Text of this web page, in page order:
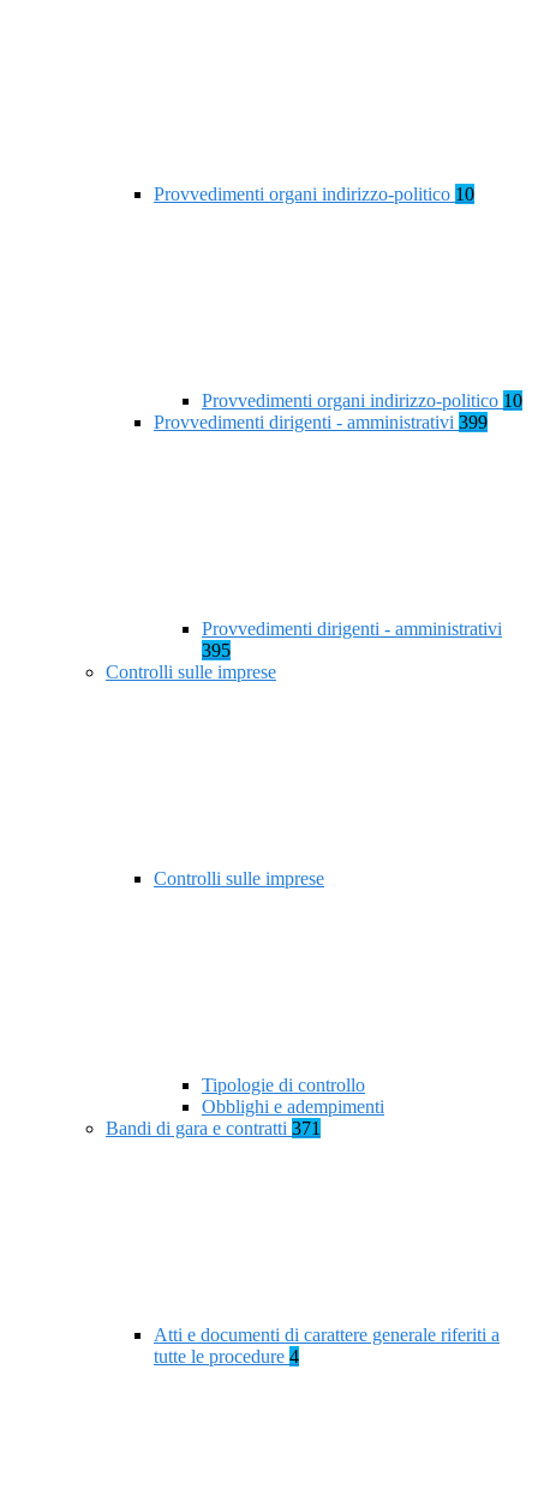
Provvedimenti organi indirizzo-politico 10
Provvedimenti organi indirizzo-politico 10
Provvedimenti dirigenti - amministrativi 399
Provvedimenti dirigenti - amministrativi
395
Controlli sulle imprese
Controlli sulle imprese
Tipologie di controllo
Obblighi e adempimenti
Bandi di gara e contratti 371
Atti e documenti di carattere generale riferiti a
tutte le procedure 4